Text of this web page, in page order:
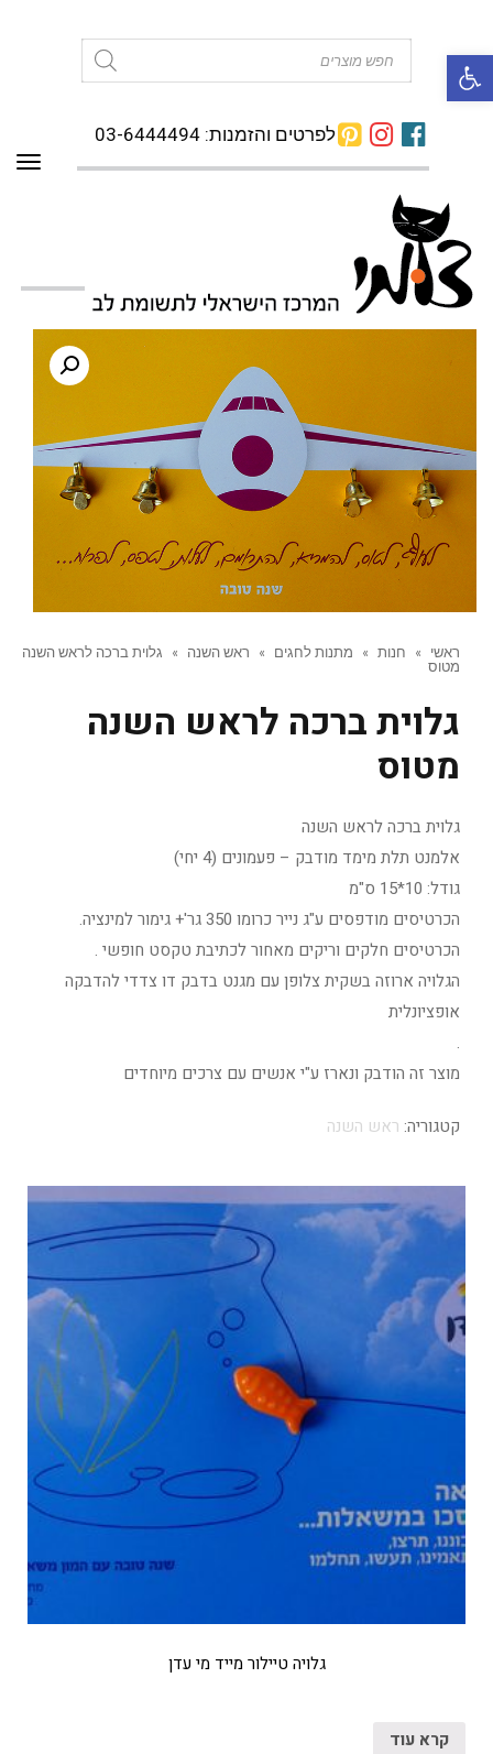
פתח סרגל נגישות
לפרטים והזמנות: 03-6444494
ראשי » חנות » מתנות לחגים » ראש השנה »
גלוית ברכה לראש השנה
מטוס
גלוית ברכה לראש השנה
מטוס
גלוית ברכה לראש השנה
אלמנט תלת מימד מודבק – פעמונים (4 יחי)
גודל: 10*15 ס"מ
הכרטיסים מודפסים ע"ג נייר כרומו 350 גר'+ גימור למינציה.
הכרטיסים חלקים וריקים מאחור לכתיבת טקסט חופשי .
הגלויה ארוזה בשקית צלופן עם מגנט בדבק דו צדדי להדבקה
אופציונלית
.
מוצר זה הודבק ונארז ע"י אנשים עם צרכים מיוחדים
קטגוריה: ראש השנה
גלויה טיילור מייד מי עדן
קרא עוד